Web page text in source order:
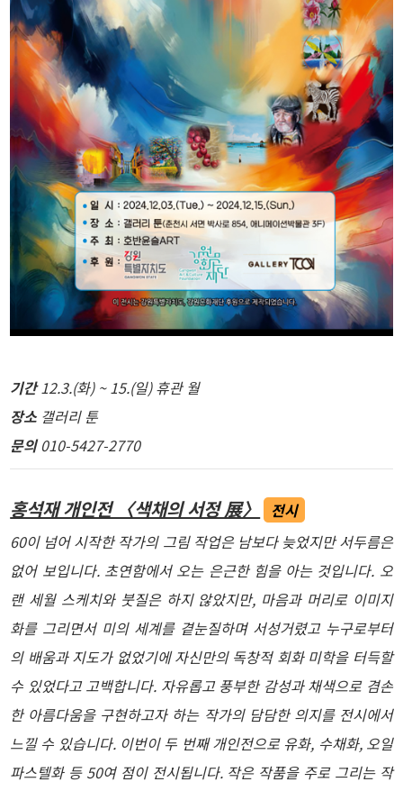
기간12.3.(화) ~ 15.(일) 휴관 월
장소 갤러리 툰
문의010-5427-2770
홍석재 개인전 〈색채의 서정 展〉
전시
60이 넘어 시작한 작가의 그림 작업은 남보다 늦었지만 서두름은
없어 보입니다. 초연함에서 오는 은근한 힘을 아는 것입니다. 오
랜 세월 스케치와 붓질은 하지 않았지만, 마음과 머리로 이미지
화를 그리면서 미의 세계를 곁눈질하며 서성거렸고 누구로부터
의 배움과 지도가 없었기에 자신만의 독창적 회화 미학을 터득할
수 있었다고 고백합니다. 자유롭고 풍부한 감성과 채색으로 겸손
한 아름다움을 구현하고자 하는 작가의 담담한 의지를 전시에서
느낄 수 있습니다. 이번이 두 번째 개인전으로 유화, 수채화, 오일
파스텔화 등 50여 점이 전시됩니다. 작은 작품을 주로 그리는 작